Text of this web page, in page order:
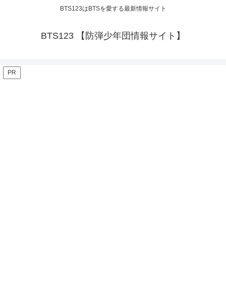
BTS123はBTSを愛する最新情報サイト
BTS123 【防弾少年団情報サイト】
PR